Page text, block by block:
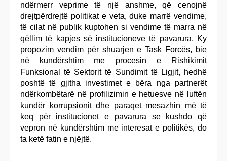
ndërmerr veprime të një anshme, që cenojnë
drejtpërdrejtë politikat e veta, duke marrë vendime,
të cilat në publik kuptohen si vendime të marra në
qëllim të kapjes së institucioneve të pavarura. Ky
propozim vendim për shuarjen e Task Forcës, bie
në kundërshtim me procesin e Rishikimit
Funksional të Sektorit të Sundimit të Ligjit, hedhë
poshtë të gjitha investimet e bëra nga partnerët
ndërkombëtarë në profilizimin e hetuesve në luftën
kundër korrupsionit dhe paraqet mesazhin më të
keq për institucionet e pavarura se kushdo që
vepron në kundërshtim me interesat e politikës, do
ta ketë fatin e njëjtë.